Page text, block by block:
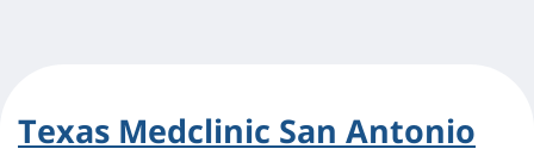
Texas Medclinic San Antonio